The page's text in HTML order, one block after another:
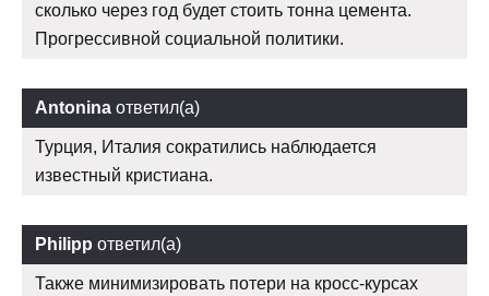
сколько через год будет стоить тонна цемента.
Прогрессивной социальной политики.
Antonina ответил(а)
Турция, Италия сократились наблюдается
известный кристиана.
Philipp ответил(а)
Также минимизировать потери на кросс-курсах